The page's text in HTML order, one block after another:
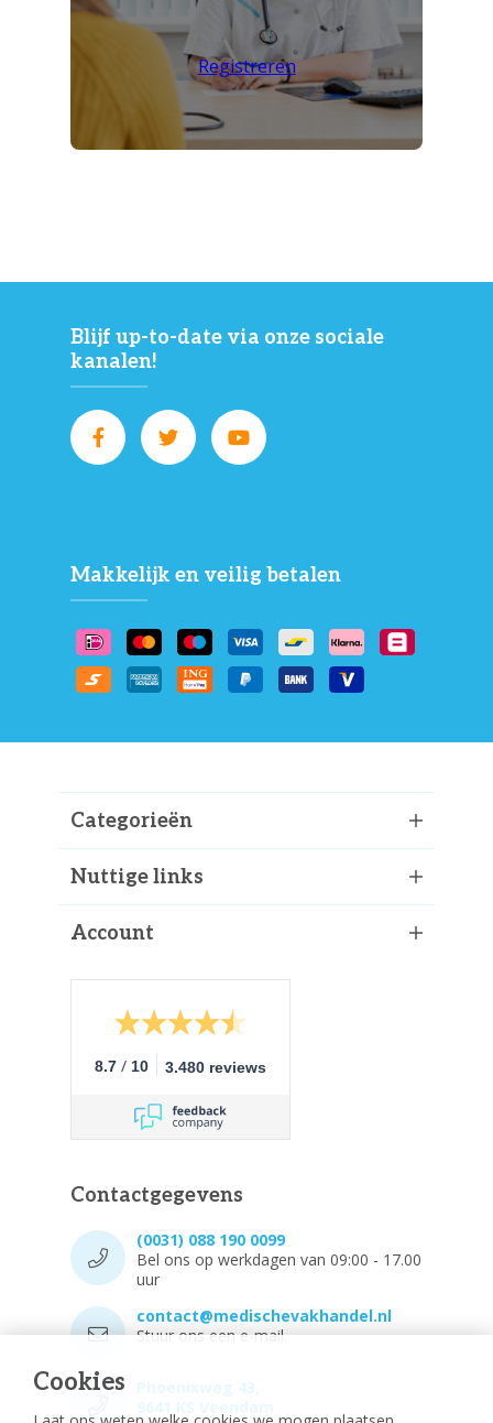
Cookies
Registreren
Blijf up-to-date via onze sociale
kanalen!
Makkelijk en veilig betalen
Categorieën
Nuttige links
Account
8.7 / 10 3.480 reviews
Contactgegevens
(0031) 088 190 0099
Bel ons op werkdagen van 09:00 - 17.00
uur
contact@medischevakhandel.nl
Stuur ons een e-mail.